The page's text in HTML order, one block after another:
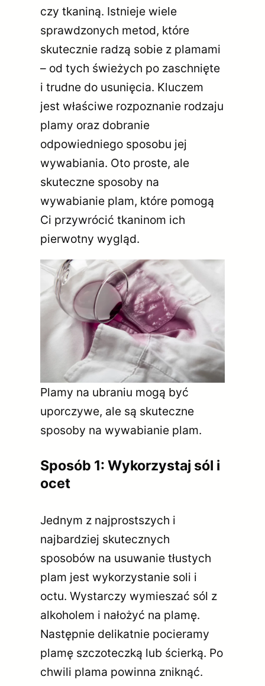
czy tkaniną. Istnieje wiele
sprawdzonych metod, które
skutecznie radzą sobie z plamami
– od tych świeżych po zaschnięte
i trudne do usunięcia. Kluczem
jest właściwe rozpoznanie rodzaju
plamy oraz dobranie
odpowiedniego sposobu jej
wywabiania. Oto proste, ale
skuteczne sposoby na
wywabianie plam, które pomogą
Ci przywrócić tkaninom ich
pierwotny wygląd.
Plamy na ubraniu mogą być
uporczywe, ale są skuteczne
sposoby na wywabianie plam.
Sposób 1: Wykorzystaj sól i
ocet
Jednym z najprostszych i
najbardziej skutecznych
sposobów na usuwanie tłustych
plam jest wykorzystanie soli i
octu. Wystarczy wymieszać sól z
alkoholem i nałożyć na plamę.
Następnie delikatnie pocieramy
plamę szczoteczką lub ścierką. Po
chwili plama powinna zniknąć.